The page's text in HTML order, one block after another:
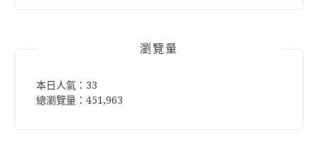
瀏覽量
本日人氣：33
總瀏覽量：451,963